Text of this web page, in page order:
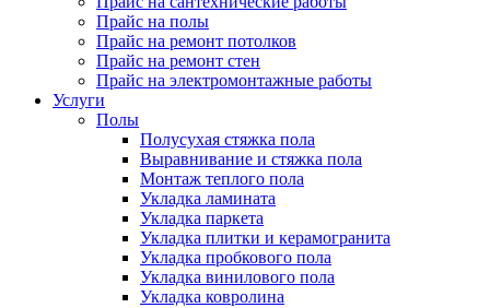
Прайс на полы
Прайс на ремонт потолков
Прайс на ремонт стен
Прайс на электромонтажные работы
Услуги
Полы
Полусухая стяжка пола
Выравнивание и стяжка пола
Монтаж теплого пола
Укладка ламината
Укладка паркета
Укладка плитки и керамогранита
Укладка пробкового пола
Укладка винилового пола
Укладка ковролина